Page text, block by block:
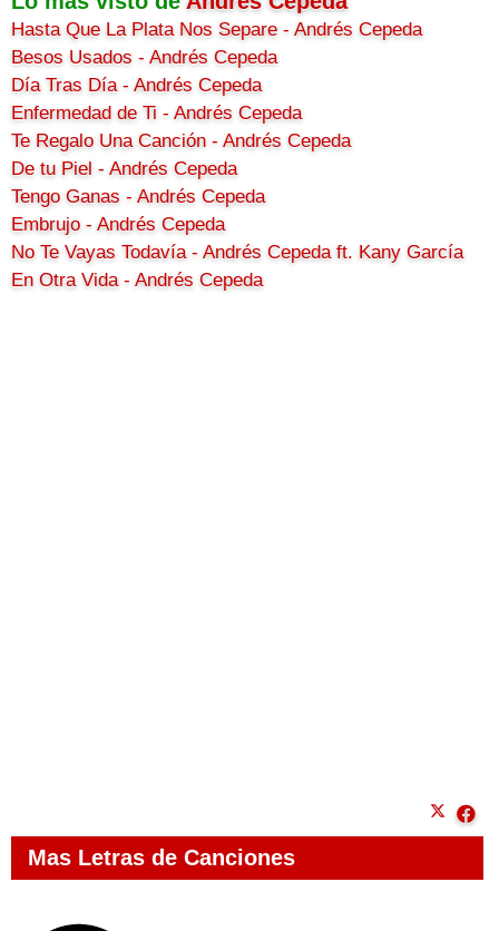
Hasta Que La Plata Nos Separe - Andrés Cepeda
Besos Usados - Andrés Cepeda
Día Tras Día - Andrés Cepeda
Enfermedad de Ti - Andrés Cepeda
Te Regalo Una Canción - Andrés Cepeda
De tu Piel - Andrés Cepeda
Tengo Ganas - Andrés Cepeda
Embrujo - Andrés Cepeda
No Te Vayas Todavía - Andrés Cepeda ft. Kany García
En Otra Vida - Andrés Cepeda
Mas Letras de Canciones